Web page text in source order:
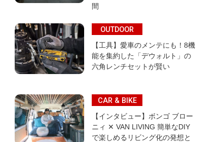
間
OUTDOOR
【工具】愛車のメンテにも！8機
能を集約した「デウォルト」の
六角レンチセットが賢い
CAR & BIKE
【インタビュー】ボンゴ ブロー
ニィ ✕ VAN LIVING 簡単なDIY
で楽しめるリビング化の発想と